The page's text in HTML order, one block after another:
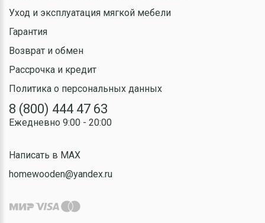
Уход и эксплуатация мягкой мебели
Гарантия
Возврат и обмен
Рассрочка и кредит
Политика о персональных данных
8 (800) 444 47 63
Ежедневно 9:00 - 20:00
Написать в MAX
homewooden@yandex.ru